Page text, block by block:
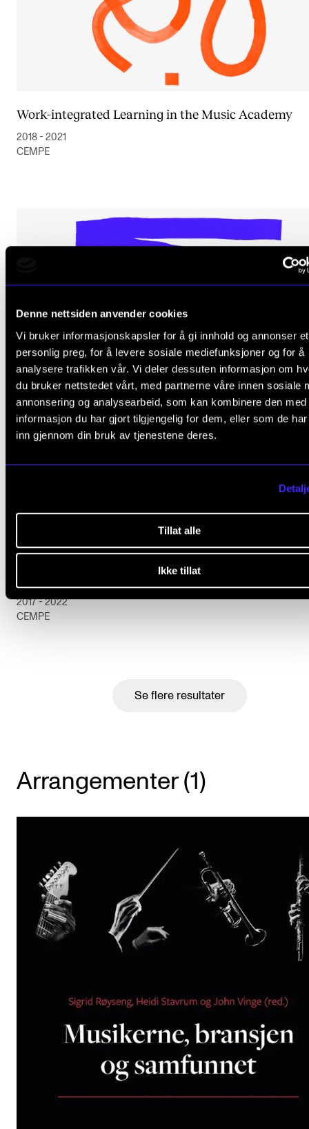
Denne nettsiden anvender cookies
Vi bruker informasjonskapsler for å gi innhold og annonser et
personlig preg, for å levere sosiale mediefunksjoner og for å
analysere trafikken vår. Vi deler dessuten informasjon om
du bruker nettstedet vårt, med partnerne våre innen sosiale
annonsering og analysearbeid, som kan kombinere den med
informasjon du har gjort tilgjengelig for dem, eller som de
inn gjennom din bruk av tjenestene deres.
Tillat alle
Ikke tillat
Work-integrated Learning in the Music Academy
2018 - 2021
CEMPE
2017 - 2022
CEMPE
Se flere resultater
Arrangementer (1)